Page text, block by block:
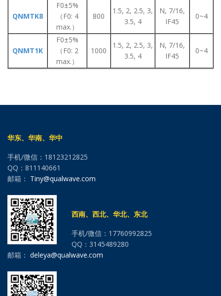
QNMTK8
F0±5%
（F0: 4
max.）
800
1.5, 2, 2.5, 3,
3.5, 4
N, 7/16,
IF45
0~4
QNMT1K
F0±5%
（F0: 2
max.）
1000
1.5, 2, 2.5, 3,
3.5, 4
N, 7/16,
IF45
0~4
华东、华南、华中
手机/微信：18123212825
QQ：811140661
邮箱： Tiny@qualwave.com
西南、西北、华北、东北
手机/微信：17760992825
QQ：3145489280
邮箱： deleya@qualwave.com